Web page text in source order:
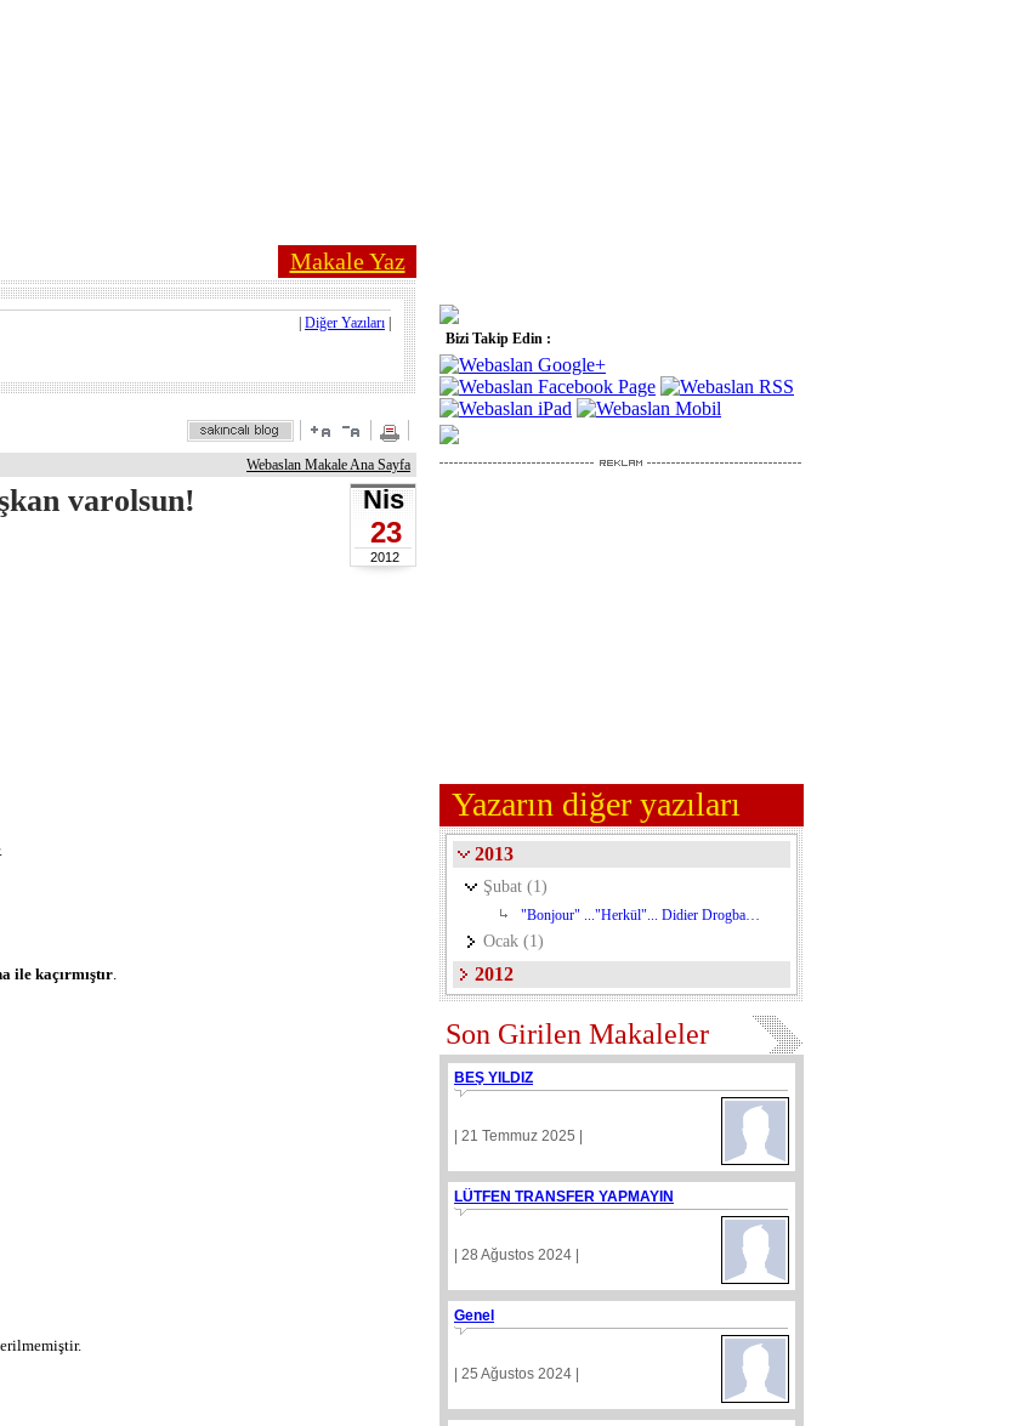
Makale Yaz
Diğer Yazıları
Webaslan Makale Ana Sayfa
varolsun! Nis
23
2012
ile kaçırmıştır.
Bizi Takip Edin :
Yazarın diğer yazıları
2013
Şubat (1)
"Bonjour" ..."Herkül"... Didier Drogba…
Ocak (1)
2012
Son Girilen Makaleler
BEŞ YILDIZ
| 21 Temmuz 2025 |
LÜTFEN TRANSFER YAPMAYIN
| 28 Ağustos 2024 |
Genel
| 25 Ağustos 2024 |